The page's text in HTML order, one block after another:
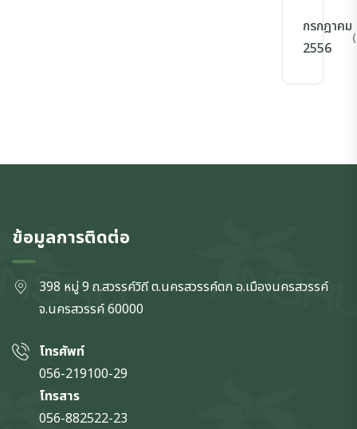
กรกฎาคม
2556
ข้อมูลการติดต่อ
398 หมู่ 9 ถ.สวรรค์วิถี ต.นครสวรรค์ตก อ.เมืองนครสวรรค์
จ.นครสวรรค์60000
โทรศัพท์
056-219100-29
โทรสาร
056-882522-23